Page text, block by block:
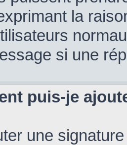
la
si une
puis-je
une